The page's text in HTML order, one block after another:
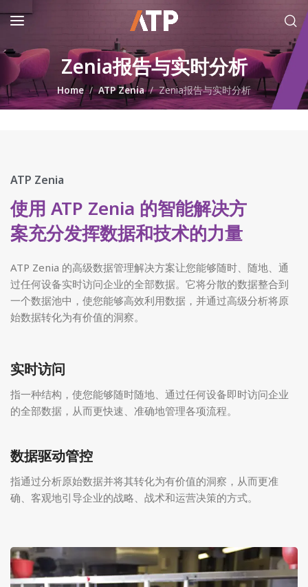
Zenia报告与实时分析
Home ATP Zenia Zenia报告与实时分析
ATP Zenia
使用 ATP Zenia 的智能解决方
案充分发挥数据和技术的力量
ATP Zenia 的高级数据管理解决方案让您能够随时、随地、通
过任何设备实时访问企业的全部数据。它将分散的数据整合到
一个数据池中，使您能够高效利用数据，并通过高级分析将原
始数据转化为有价值的洞察。
实时访问
指一种结构，使您能够随时随地、通过任何设备即时访问企业
的全部数据，从而更快速、准确地管理各项流程。
数据驱动管控
指通过分析原始数据并将其转化为有价值的洞察，从而更准
确、客观地引导企业的战略、战术和运营决策的方式。